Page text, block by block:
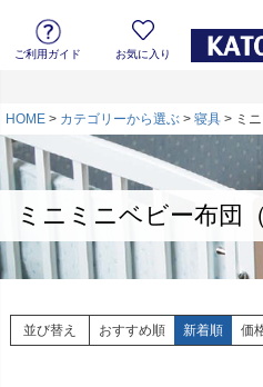
ご利用ガイド お気に入り
HOME カテゴリーから選ぶ 寝具 ミ
ミニミニベビー布団
並び替え おすすめ順 新着順 価